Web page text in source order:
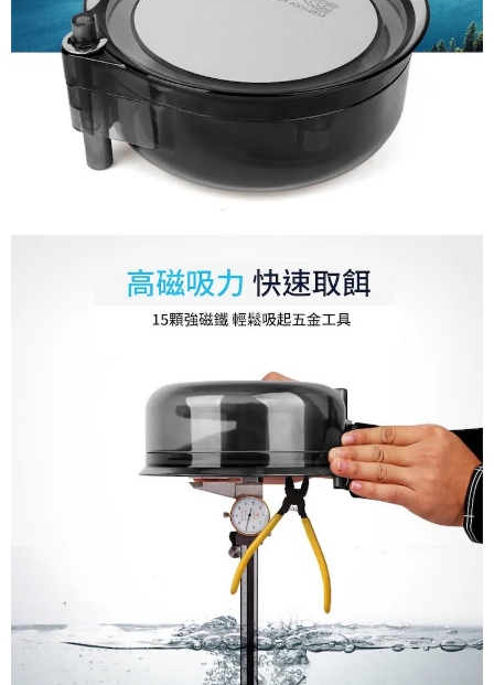
【注意事項】
1.本服務係由「台灣大哥大股份有限公司」（以下簡稱本公司）所提供，讓
用戶於交易時，得透過本服務購買商品或服務，並由商店將買賣／分期付款
買賣價金債權讓與本公司後，依約使用本公司帳單繳交帳款。
2.基於同意付款使用「大哥付你分期」之契約關係目的，商店將以您的個人
資料（包含姓名、電話或地址）提供予台灣大哥大進項蒐集、處理及利用，
由本公司與您本人進行分期帳單所需資料之確認、核對及更正。
3.完整用戶服務條款，請詳閱以下連結：
https://oppay.tw/userRule
３．收到繳費通知簡訊後14天內，點擊此簡訊中的連結，可透過四大超商／
ATM／網路銀行／等多元方式進行付款，方視為交易完成。
※ 請注意：結帳手續完成當下不需立刻繳費，但若您需要取消訂單，請聯絡
購買商品的店家。未經商家同意取消之訂單仍視為有效，需透過AFTEE先享
後付繳納相關費用。
※ 交易是否成功請以「AFTEE先享後付 」之結帳頁面顯示為準，若有關於
是否繳費成功／繳費後需取消欲退款等相關疑問，請聯繫「AFTEE先享後付
客戶支援中心」https://netprotections.freshdesk.com/support/home
１．透過由恩沛科技股份有限公司提供之「AFTEE先享後付」服務完成之交
２．關於個人資料處理事宜，請瀏覽以下網址：
https://aftee.tw/terms/#terms3
「AFTEE先享後付」，若未經同意申辦者引起之損失，本公司不負相關責
４．使用「AFTEE先享後付」時，將依據個別帳號之用戶狀況，依本公司即
時審查核予不同之上限額度；若仍有額度不足之情形，本公司將視審查結果
請求用戶進行身份認證。
５．嚴禁一人註冊多個帳號或使用他人資訊註冊。若發現惡意使用之情形，
恩沛科技股份有限公司將有權停止該用戶之使用額度並採取法律行動。
離島一般宅配
每筆NT$200，滿NT$2,000(含以上)免運費
貨到付款（門市自取請勿下單，請聯繫客服）
每筆NT$200，滿NT$3,000(含以上)免運費
國家/地區配送(**下單前請私訊客服確認實際運費(運費另
計)，訂單才得以成立**)